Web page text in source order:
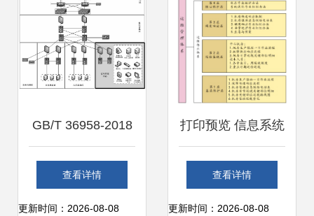
GB/T 36958-2018
信息安全技术 网络
安全等级保护安全
查看详情
更新时间：2026-08-08
打印预览 信息系统
运行维护服务的关
键环节与优化策略
查看详情
更新时间：2026-08-08